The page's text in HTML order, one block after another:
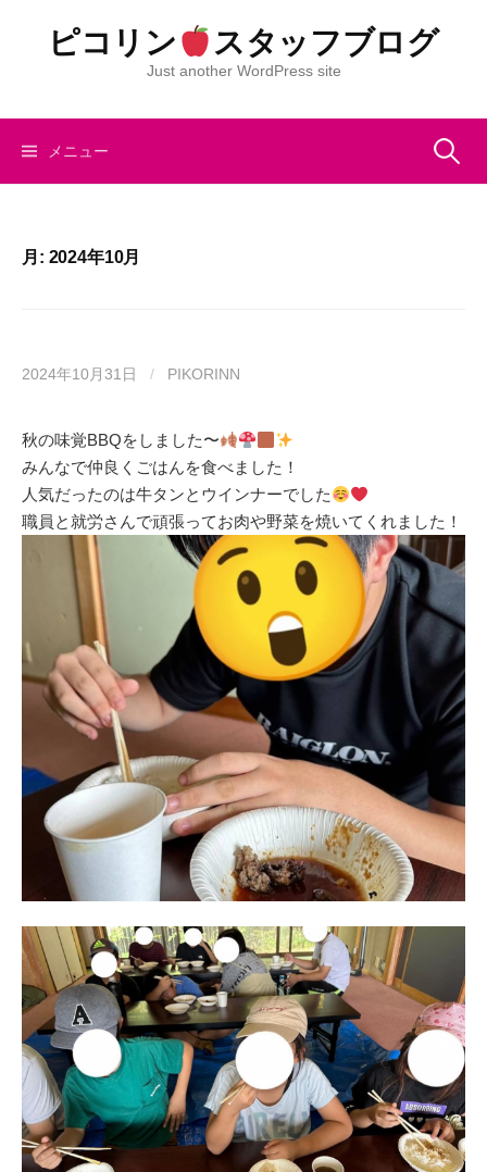
ツ
ピコリン スタッフブログ
Just another WordPress site
メニュー 検
月: 2024年10月
2024年10月31日 / PIKORINN
秋の味覚BBQをしました〜
みんなで仲良くごはんを食べました！
人気だったのは牛タンとウインナーでした
職員と就労さんで頑張ってお肉や野菜を焼いてくれました！